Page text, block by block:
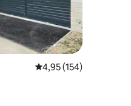
Note moyenne de
4,95 (154)